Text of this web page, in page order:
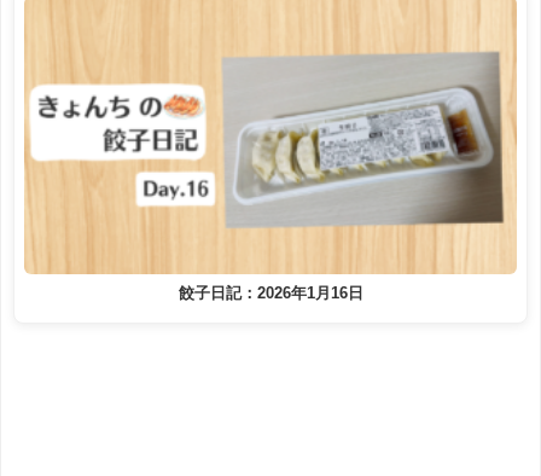
餃子日記：2026年1月16日